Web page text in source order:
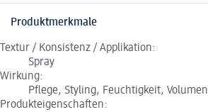
Produktmerkmale
Textur / Konsistenz / Applikation:
Spray
Wirkung:
Pflege, Styling, Feuchtigkeit, Volumen
Produkteigenschaften: